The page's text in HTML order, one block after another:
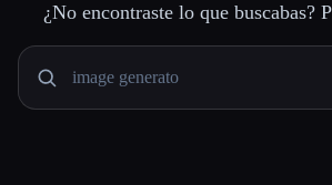
¿No encontraste lo que buscabas?